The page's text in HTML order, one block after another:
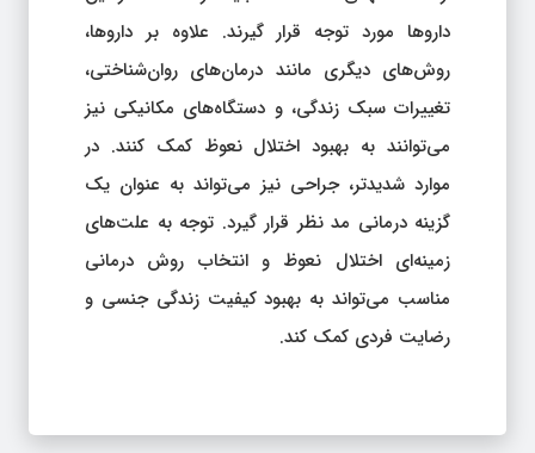
داروها مورد توجه قرار گیرند. علاوه بر داروها،
روش‌های دیگری مانند درمان‌های روان‌شناختی،
تغییرات سبک زندگی، و دستگاه‌های مکانیکی نیز
می‌توانند به بهبود اختلال نعوظ کمک کنند. در
موارد شدیدتر، جراحی نیز می‌تواند به عنوان یک
گزینه درمانی مد نظر قرار گیرد. توجه به علت‌های
زمینه‌ای اختلال نعوظ و انتخاب روش درمانی
مناسب می‌تواند به بهبود کیفیت زندگی جنسی و
رضایت فردی کمک کند.